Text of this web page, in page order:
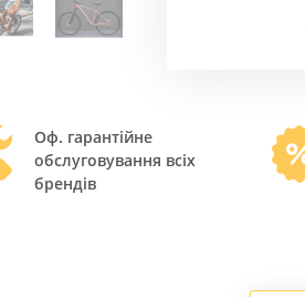
Оф. гарантійне
обслуговування всіх
брендів